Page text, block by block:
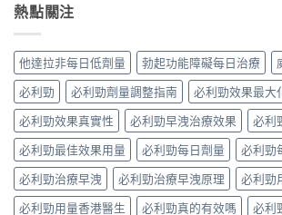
熱點關注
他達拉非每日低劑量 勃起功能障礙每日治療
必利勁
必利勁劑量調整指南
必利勁效果最大
必利勁效果真實性
必利勁早洩治療效果
必利
必利勁最佳效果用量
必利勁每日劑量
必利勁
必利勁治療早洩
必利勁治療早洩原理
必利勁
必利勁用量香港醫生
必利勁真的有效嗎
必利